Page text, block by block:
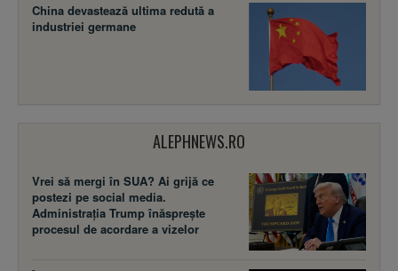
China devastează ultima redută a
industriei germane
ALEPHNEWS.RO
Vrei să mergi în SUA? Ai grijă ce
postezi pe social media.
Administrația Trump înăsprește
procesul de acordare a vizelor